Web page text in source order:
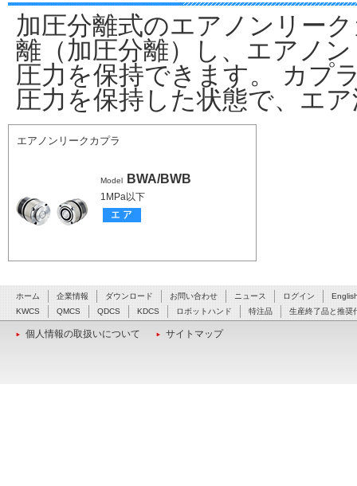
加圧分離式のエアノンリー
離（加圧分離）し、エアノ
圧力を保持できます。 カプ
圧力を保持した状態で、エ
エアノンリークカプラ
Model BWA/BWB
1MPa以下
ホーム 企業情報 ダウンロード お問い合わせ ニュース ログイン
KWCS
QMCS QDCS KDCS ロボットハンド 特注品 生産終了品と推奨
個人情報の取扱いについて サイトマップ